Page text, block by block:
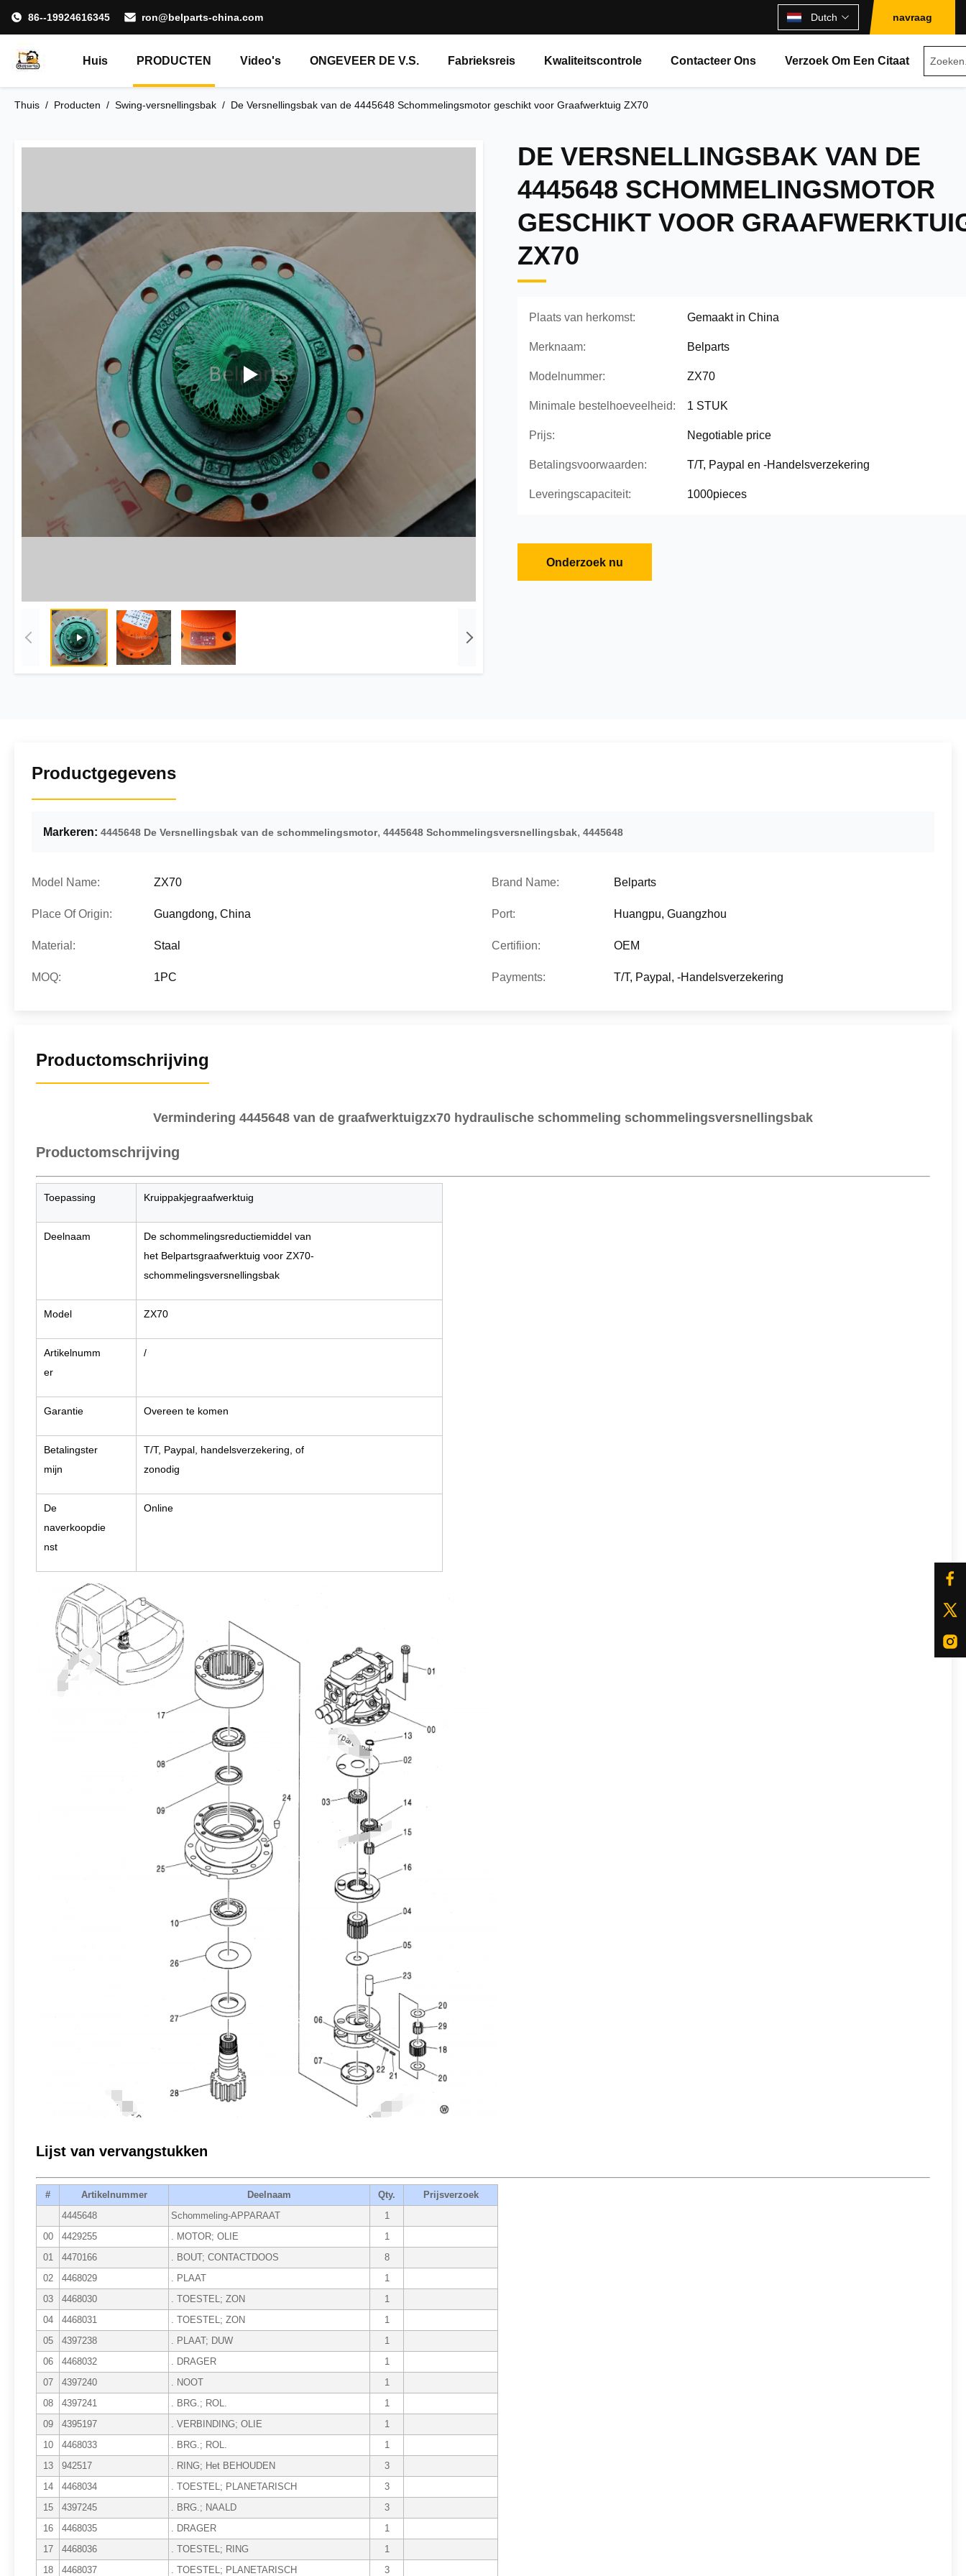
86--19924616345 ron@belparts-china.com Dutch navraag
Huis PRODUCTEN Video's ONGEVEER DE V.S. Fabrieksreis Kwaliteitscontrole Contacteer Ons Verzoek Om Een Citaat
Thuis / Producten / Swing-versnellingsbak / De Versnellingsbak van de 4445648 Schommelingsmotor geschikt voor Graafwerktuig ZX70
DE VERSNELLINGSBAK VAN DE
4445648 SCHOMMELINGSMOTOR
GESCHIKT VOOR
ZX70
Plaats van herkomst: Gemaakt in China
Merknaam: Belparts
Modelnummer: ZX70
Minimale bestelhoeveelheid: 1 STUK
Prijs: Negotiable price
Betalingsvoorwaarden: T/T, Paypal en -Handelsverzekering
Leveringscapaciteit: 1000pieces
Onderzoek nu
Productgegevens
Markeren: 4445648 De Versnellingsbak van de schommelingsmotor, 4445648 Schommelingsversnellingsbak, 4445648
Model Name: ZX70 Brand Name: Belparts
Place Of Origin: Guangdong, China Port: Huangpu, Guangzhou
Material: Staal Certifiion: OEM
MOQ: 1PC Payments: T/T, Paypal, -Handelsverzekering
Productomschrijving
Vermindering 4445648 van de graafwerktuigzx70 hydraulische schommeling schommelingsversnellingsbak
Productomschrijving
Toepassing Kruippakjegraafwerktuig
Deelnaam
De schommelingsreductiemiddel van
het Belpartsgraafwerktuig voor ZX70-
schommelingsversnellingsbak
Model ZX70
Artikelnumm
er
/
Garantie Overeen te komen
Betalingster
mijn
T/T, Paypal, handelsverzekering, of
zonodig
De
naverkoopdie
nst
Online
Lijst van vervangstukken
# Artikelnummer Deelnaam Qty.
Prijsverzoek
4445648
Schommeling-APPARAAT
1
00
4429255 . MOTOR; OLIE
1
01
4470166 . BOUT; CONTACTDOOS
8
02
4468029 . PLAAT
1
03
4468030 . TOESTEL; ZON
1
04
4468031 . TOESTEL; ZON
1
05
4397238 . PLAAT; DUW
1
06
4468032 . DRAGER
1
07
4397240 . NOOT
1
08
4397241 . BRG.; ROL.
1
09
4395197 . VERBINDING; OLIE
1
10
4468033 . BRG.; ROL.
1
13
942517 . RING; Het BEHOUDEN
3
14
4468034 . TOESTEL; PLANETARISCH
3
15
4397245 . BRG.; NAALD
3
16
4468035 . DRAGER
1
17
4468036 . TOESTEL; RING
1
18
4468037 . TOESTEL; PLANETARISCH 3